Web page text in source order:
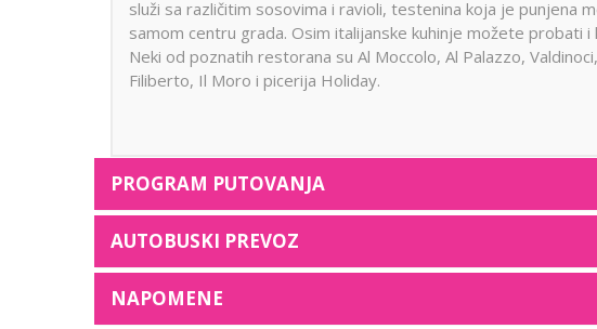
služi sa različitim sosovima i ravioli, testenina koja je punjena
samom centru grada. Osim italijanske kuhinje možete probati
Neki od poznatih restorana su Al Moccolo, Al Palazzo,
Filiberto, Il Moro i picerija Holiday.
PROGRAM PUTOVANJA
AUTOBUSKI PREVOZ
NAPOMENE